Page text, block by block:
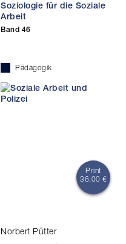
Soziologie für die Soziale
Arbeit
Band 46
Pädagogik
Print
36,00 €
Norbert Pütter